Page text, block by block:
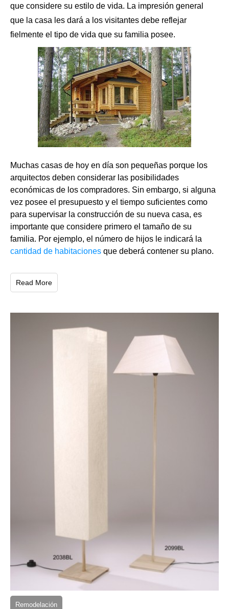
que considere su estilo de vida. La impresión general
que la casa les dará a los visitantes debe reflejar
fielmente el tipo de vida que su familia posee.
Muchas casas de hoy en día son pequeñas porque los
arquitectos deben considerar las posibilidades
económicas de los compradores. Sin embargo, si alguna
vez posee el presupuesto y el tiempo suficientes como
para supervisar la construcción de su nueva casa, es
importante que considere primero el tamaño de su
familia. Por ejemplo, el número de hijos le indicará la
cantidad de habitaciones que deberá contener su plano.
Read More
Remodelación